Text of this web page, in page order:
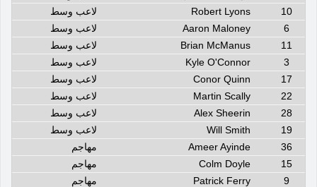
10
Robert Lyons
لاعب وسط
6
Aaron Maloney
لاعب وسط
11
Brian McManus
لاعب وسط
3
Kyle O'Connor
لاعب وسط
17
Conor Quinn
لاعب وسط
22
Martin Scally
لاعب وسط
28
Alex Sheerin
لاعب وسط
19
Will Smith
لاعب وسط
36
Ameer Ayinde
مهاجم
15
Colm Doyle
مهاجم
9
Patrick Ferry
مهاجم